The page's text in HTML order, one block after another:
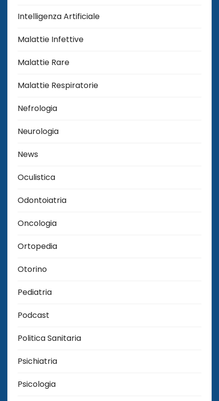
Intelligenza Artificiale
Malattie Infettive
Malattie Rare
Malattie Respiratorie
Nefrologia
Neurologia
News
Oculistica
Odontoiatria
Oncologia
Ortopedia
Otorino
Pediatria
Podcast
Politica Sanitaria
Psichiatria
Psicologia